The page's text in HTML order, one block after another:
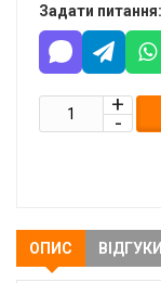
Задати питання:
ОПИС